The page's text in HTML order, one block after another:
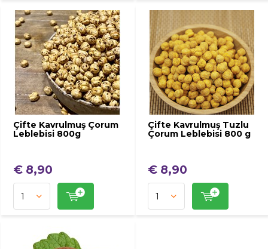
Çifte Kavrulmuş Çorum
Leblebisi 800g
€ 8,90
Çifte Kavrulmuş Tuzlu
Çorum Leblebisi 800 g
€ 8,90